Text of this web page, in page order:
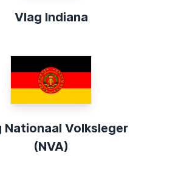
Vlag Indiana
Nationaal Volksleger
(NVA)